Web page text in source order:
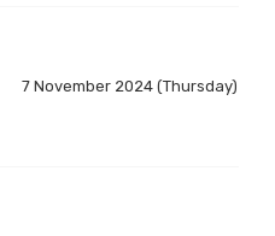
7 November 2024 (Thursday)